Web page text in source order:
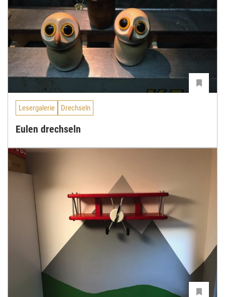
Lesergalerie Drechseln
Eulen drechseln